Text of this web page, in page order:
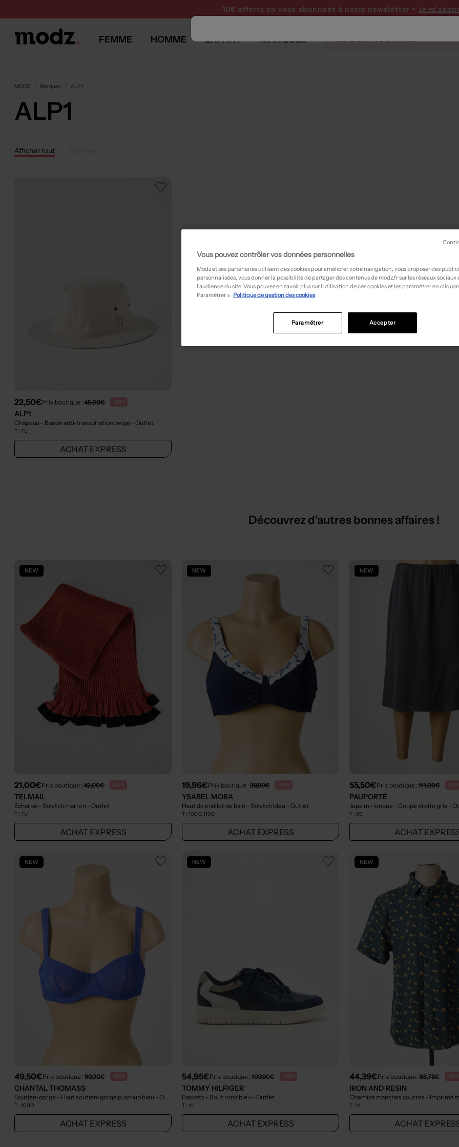
10€ offerts en vous abonnant à notre newsletter > Je
FEMME HOMME ENFANT MARQUES
MODZ Marques ALP1
ALP1
Afficher tout
22,50€Prix boutique :45,00€ -50%
ALP1
Chapeau - Bande anti-transpiration beige - Outlet
T : TU
ACHAT EXPRESS
Découvrez d'autres bonnes affaires !
NEW
21,00€Prix boutique :42,00€ -50%
TELMAIL
Echarpe - Stretch marron - Outlet
T : TU
ACHAT EXPRESS
NEW
19,96€Prix boutique :39,90€ -50%
YSABEL MORA
Haut de maillot de bain - Stretch bleu - Outlet
T :100C, 110C
ACHAT EXPRESS
NEW
55,50€Prix boutique : 111,00€ -
PAUPORTÉ
Jupe mi-longue - Coupe droite gris -
T : 50
ACHAT
NEW
49,50€Prix boutique :99,00€ -50%
CHANTAL THOMASS
Soutien-gorge - Haut soutien-gorge push-up bleu - Outlet
T :100D
ACHAT EXPRESS
NEW
54,95€Prix boutique :109,90€ -50%
TOMMY HILFIGER
Baskets - Bout rond bleu - Outlet
T :41
ACHAT EXPRESS
NEW
44,39€Prix boutique : 88,78€ -
IRON AND RESIN
Chemise manches courtes - Imprimé
T : M
ACHAT
Vous pouvez contrôler vos données personnelles
Modz et ses partenaires utilisent des cookies pour améliorer votre navigation, vous proposer des
personnalisées, vous donner la possibilité de partager des contenus de modz.fr sur les réseaux sociaux
l’audience du site. Vous pouvez en savoir plus sur l’utilisation de ces cookies et les paramétrer en
Paramétrer ». Politique de gestion des cookies
Accepter
Paramétrer